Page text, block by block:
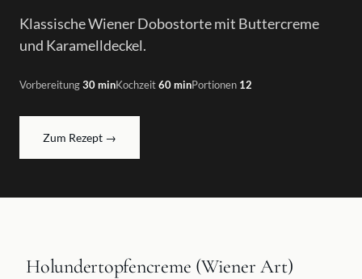
Klassische Wiener Dobostorte mit Buttercreme
und Karamelldeckel.
Vorbereitung30minKochzeit60minPortionen 12
Zum Rezept →
REZEPT
Holundertopfencreme (Wiener Art)